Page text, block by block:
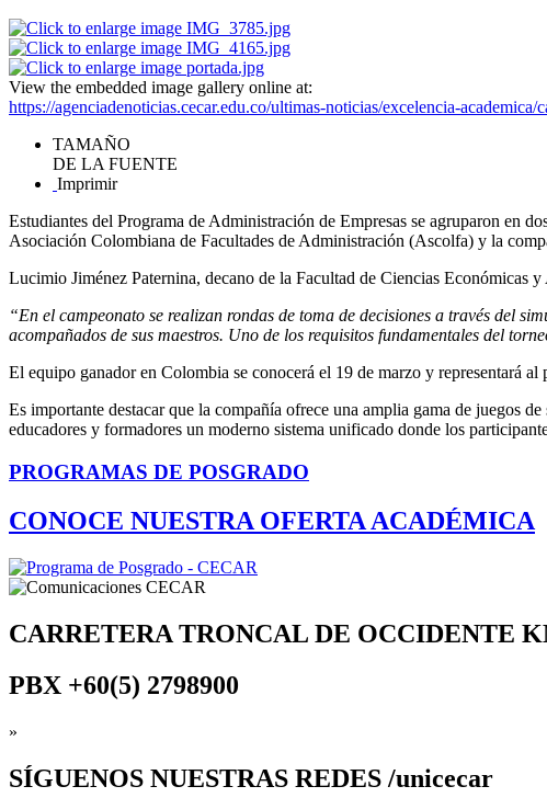
View the embedded image gallery online at:
https://agenciadenoticias.cecar.edu.co/ultimas-noticias/excelencia-
TAMAÑO
DE LA FUENTE
Imprimir
Estudiantes del Programa de Administración de Empresas se agruparon en
Asociación Colombiana de Facultades de Administración (Ascolfa) y la
Lucimio Jiménez Paternina, decano de la Facultad de Ciencias Económicas
“En el campeonato se realizan rondas de toma de decisiones a través del
acompañados de sus maestros. Uno de los requisitos fundamentales del
El equipo ganador en Colombia se conocerá el 19 de marzo y representará
Es importante destacar que la compañía ofrece una amplia gama de juegos
educadores y formadores un moderno sistema unificado donde los
PROGRAMAS DE POSGRADO
CONOCE NUESTRA OFERTA ACADÉMICA
CARRETERA TRONCAL DE OCCIDENTE
PBX +60(5) 2798900
»
SÍGUENOS NUESTRAS REDES /unicecar